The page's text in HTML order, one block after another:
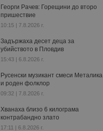
Георги Рачев: Горещини до второ
пришествие
10:15 | 7.8.2026 г.
Задържаха десет деца за
убийството в Пловдив
15:43 | 6.8.2026 г.
Русенски музикант смеси Металика
и роден фолклор
09:32 | 7.8.2026 г.
Хванаха близо 6 килограма
контрабандно злато
17:11 | 6.8.2026 г.